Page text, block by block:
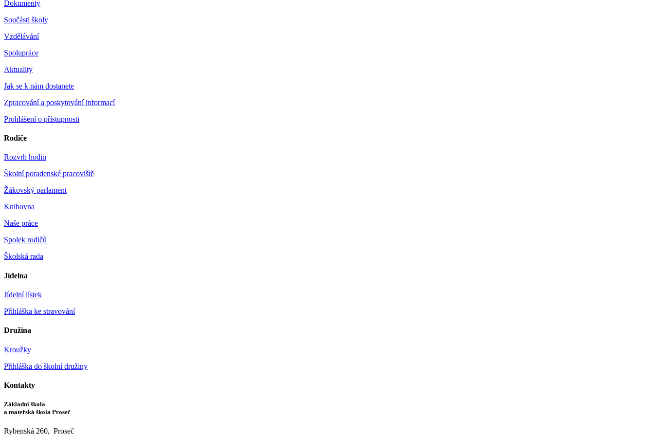
Dokumenty
Součásti školy
Vzdělávání
Spolupráce
Aktuality
Jak se k nám dostanete
Zpracování a poskytování informací
Prohlášení o přístupnosti
Rodiče
Rozvrh hodin
Školní poradenské pracoviště
Žákovský parlament
Knihovna
Naše práce
Spolek rodičů
Školská rada
Jídelna
Jídelní lístek
Přihláška ke stravování
Družina
Kroužky
Přihláška do školní družiny
Kontakty
Základní škola
a mateřská škola Proseč
Rybenská 260, Proseč